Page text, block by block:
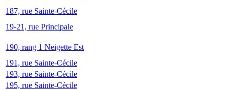
187, rue Sainte-Cécile
19-21, rue Principale
190, rang 1 Neigette Est
191, rue Sainte-Cécile
193, rue Sainte-Cécile
195, rue Sainte-Cécile